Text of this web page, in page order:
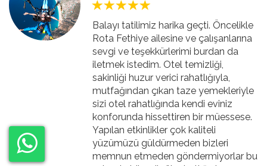
Balayı tatilimiz harika geçti. Öncelikle
Rota Fethiye ailesine ve çalışanlarına
sevgi ve teşekkürlerimi burdan da
iletmek istedim. Otel temizliği,
sakinliği huzur verici rahatlığıyla,
mutfağından çıkan taze yemekleriyle
sizi otel rahatlığında kendi eviniz
konforunda hissettiren bir müessese.
Yapılan etkinlikler çok kaliteli
yüzümüzü güldürmeden bizleri
memnun etmeden göndermiyorlar bu